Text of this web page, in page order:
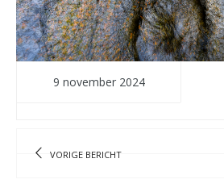
9 november 2024
VORIGE BERICHT